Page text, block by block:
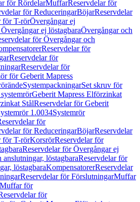
för RördelarMuffarReservdelar för
för ReduceringarBöjarReservdelar
för T-rörÖvergångar ej
ej löstagbaraÖvergångar och
för Övergångar och
Reservdelar för
Reservdelar för
Reservdelar för
för Geberit Mapress
SystempackningarSet skruv för
Geberit Mapress Elförzinkat
StålReservdelar för Geberit
1.0034Systemrör
för
för ReduceringarBöjarReservdelar
för T-rörKorsrörReservdelar för
Reservdelar för Övergångar ej
löstagbaraReservdelar för
löstagbaraKompensatorerReservdelar
Reservdelar för FörslutningarMuffar
för
för